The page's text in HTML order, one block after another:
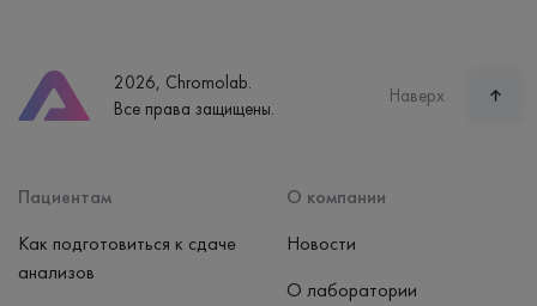
Часы работы
пн-вс: 7:30-15:00
2026, Chromolab.
Все права защищены.
Наверх
Пациентам
Как подготовиться к сдаче
анализов
О компании
Новости
О лаборатории